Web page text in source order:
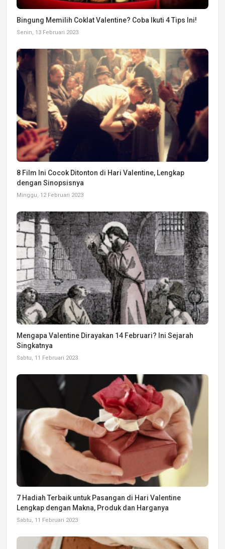
Bingung Memilih Coklat Valentine? Coba Ikuti 4 Tips Ini!
Senin, 13 Februari 2023
8 Film Ini Cocok Ditonton di Hari Valentine, Lengkap
dengan Sinopsisnya
Minggu, 12 Februari 2023
Mengapa Valentine Dirayakan 14 Februari? Ini Sejarah
Singkatnya
Sabtu, 11 Februari 2023
7 Hadiah Terbaik untuk Pasangan di Hari Valentine
Lengkap dengan Makna, Produk dan Harganya
Sabtu, 11 Februari 2023